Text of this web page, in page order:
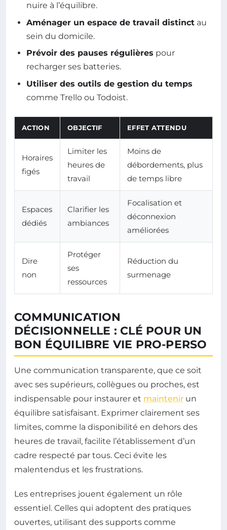
nuire à l’équilibre.
Aménager un espace de travail distinct au
sein du domicile.
Prévoir des pauses régulières pour
recharger ses batteries.
Utiliser des outils de gestion du temps
comme Trello ou Todoist.
ACTION OBJECTIF EFFET ATTENDU
Horaires
figés
Limiter les
heures de
travail
Moins de
débordements, plus
de temps libre
Espaces
dédiés
Clarifier les
ambiances
Focalisation et
déconnexion
améliorées
Dire
non
Protéger
ses
ressources
Réduction du
surmenage
COMMUNICATION
DÉCISIONNELLE : CLÉ POUR UN
BON ÉQUILIBRE VIE PRO-PERSO
Une communication transparente, que ce soit
avec ses supérieurs, collègues ou proches, est
indispensable pour instaurer et maintenir un
équilibre satisfaisant. Exprimer clairement ses
limites, comme la disponibilité en dehors des
heures de travail, facilite l’établissement d’un
cadre respecté par tous. Ceci évite les
malentendus et les frustrations.
Les entreprises jouent également un rôle
essentiel. Celles qui adoptent des pratiques
ouvertes, utilisant des supports comme